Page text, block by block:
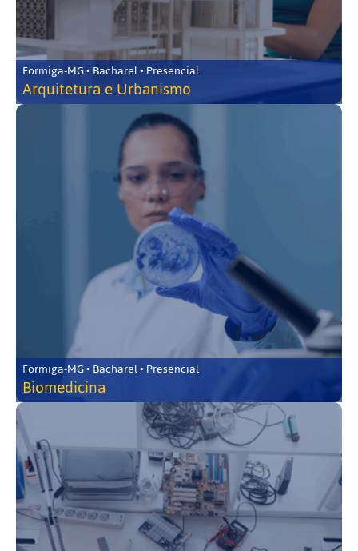
Formiga-MG • Bacharel • Presencial
Arquitetura e Urbanismo
Formiga-MG • Bacharel • Presencial
Biomedicina